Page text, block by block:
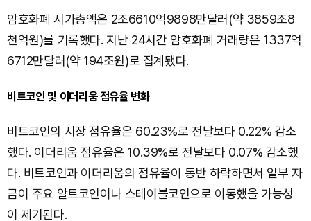
암호화폐 시가총액은 2조6610억9898만달러(약 3859조8
천억원)를 기록했다. 지난 24시간 암호화폐 거래량은 1337억
6712만달러(약 194조원)로 집계됐다.
비트코인 및 이더리움 점유율 변화
비트코인의 시장 점유율은 60.23%로 전날보다 0.22% 감소
했다. 이더리움 점유율은 10.39%로 전날보다 0.07% 감소했
다. 비트코인과 이더리움의 점유율이 동반 하락하면서 일부 자
금이 주요 알트코인이나 스테이블코인으로 이동했을 가능성
이 제기된다.